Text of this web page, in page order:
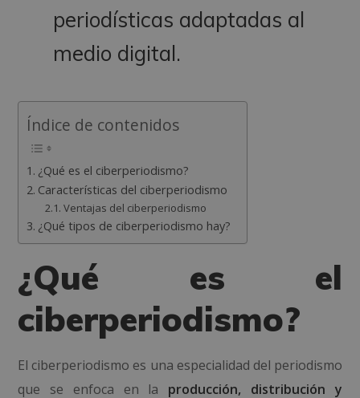
periodísticas adaptadas al
medio digital.
Índice de contenidos
¿Qué es el ciberperiodismo?
Características del ciberperiodismo
Ventajas del ciberperiodismo
¿Qué tipos de ciberperiodismo hay?
¿Qué es el
ciberperiodismo?
El ciberperiodismo es una especialidad del periodismo
que se enfoca en la producción, distribución y